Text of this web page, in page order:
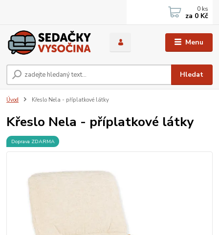
Menu
Hledat
0 ks
za 0 Kč
Úvod Křeslo Nela - příplatkové látky
Křeslo Nela - příplatkové látky
Doprava ZDARMA